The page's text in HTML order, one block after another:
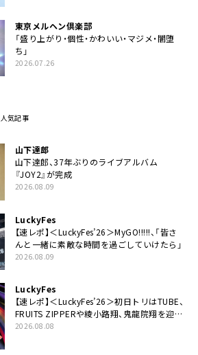
東京メルヘン倶楽部
「盛り上がり・個性・かわいい・マジメ・闇堕
ち」
2026.07.26
人気記事
山下達郎
山下達郎、37年ぶりのライブアルバム
『JOY2』が完成
2026.08.09
LuckyFes
【速レポ】＜LuckyFes’26＞MyGO!!!!!、「皆さ
んと一緒に素敵な時間を過ごしていけたら」
2026.08.09
LuckyFes
【速レポ】＜LuckyFes’26＞初日トリはTUBE、
FRUITS ZIPPERや綾小路翔、鬼龍院翔を迎え
た豪華コラボも「知ってたらぜひ一緒に歌っ
2026.08.08